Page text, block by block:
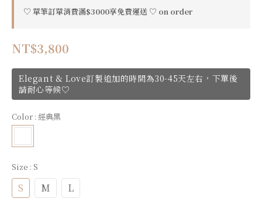
♡ 單筆訂單消費滿$3000享免費運送 ♡ on order
NT$3,800
Elegant & Love訂製追加的時間為30-45天左右，下單後
請耐心等候♡
Color : 經典黑
Size : S
S M L